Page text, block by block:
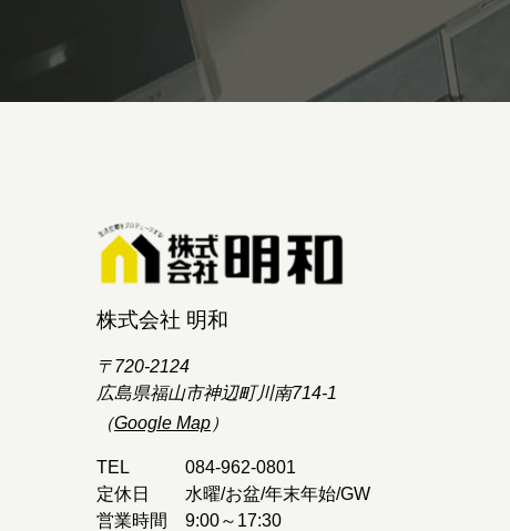
株式会社 明和
〒720-2124
広島県福山市神辺町川南714-1
（Google Map ）
TEL
084-962-0801
定休日
水曜/お盆/年末年始/GW
営業時間
9:00～17:30